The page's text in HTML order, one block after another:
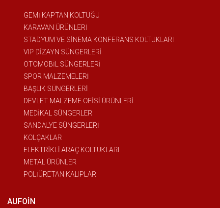
GEMİ KAPTAN KOLTUĞU
KARAVAN ÜRÜNLERİ
STADYUM VE SİNEMA KONFERANS KOLTUKLARI
VIP DİZAYN SÜNGERLERİ
OTOMOBİL SÜNGERLERİ
SPOR MALZEMELERİ
BAŞLIK SÜNGERLERİ
DEVLET MALZEME OFİSİ ÜRÜNLERİ
MEDİKAL SÜNGERLER
SANDALYE SÜNGERLERİ
KOLÇAKLAR
ELEKTRİKLİ ARAÇ KOLTUKLARI
METAL ÜRÜNLER
POLİÜRETAN KALIPLARI
AUFOIN